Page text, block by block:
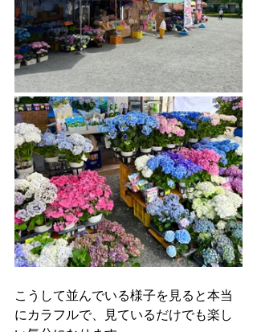
こうして並んでいる様子を見ると本当
にカラフルで、見ているだけでも楽し